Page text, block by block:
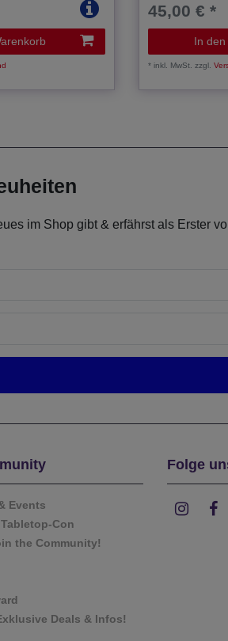
45,00 € *
In den
*inkl. MwSt. zzgl.
im Shop gibt & erfährst als Erster
Events
Con
the Community!
Deals & Infos!
Folge